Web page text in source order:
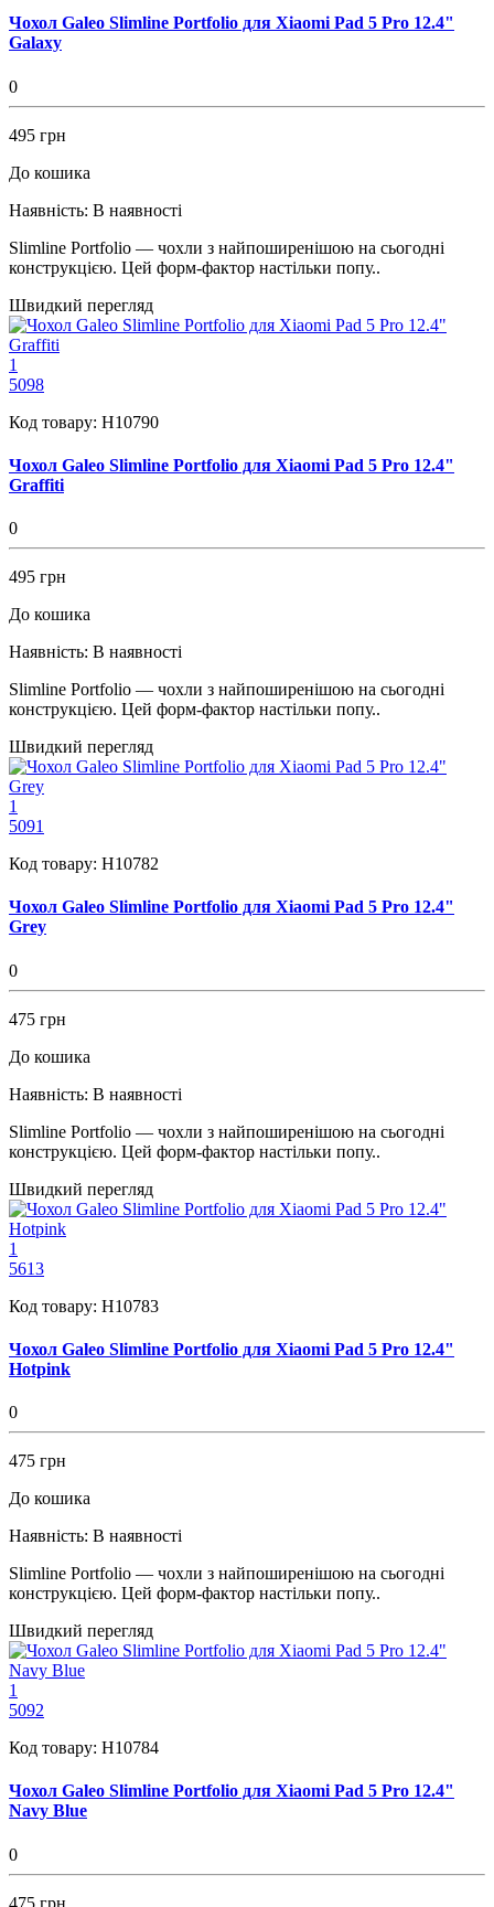
Чохол Galeo Slimline Portfolio для Xiaomi Pad 5 Pro 12.4"
Galaxy
0
495 грн
До кошика
Наявність: В наявності
Slimline Portfolio — чохли з найпоширенішою на сьогодні
конструкцією. Цей форм-фактор настільки попу..
Швидкий перегляд
1
5098
Код товару: H10790
Чохол Galeo Slimline Portfolio для Xiaomi Pad 5 Pro 12.4"
Graffiti
0
495 грн
До кошика
Наявність: В наявності
Slimline Portfolio — чохли з найпоширенішою на сьогодні
конструкцією. Цей форм-фактор настільки попу..
Швидкий перегляд
1
5091
Код товару: H10782
Чохол Galeo Slimline Portfolio для Xiaomi Pad 5 Pro 12.4"
Grey
0
475 грн
До кошика
Наявність: В наявності
Slimline Portfolio — чохли з найпоширенішою на сьогодні
конструкцією. Цей форм-фактор настільки попу..
Швидкий перегляд
1
5613
Код товару: H10783
Чохол Galeo Slimline Portfolio для Xiaomi Pad 5 Pro 12.4"
Hotpink
0
475 грн
До кошика
Наявність: В наявності
Slimline Portfolio — чохли з найпоширенішою на сьогодні
конструкцією. Цей форм-фактор настільки попу..
Швидкий перегляд
1
5092
Код товару: H10784
Чохол Galeo Slimline Portfolio для Xiaomi Pad 5 Pro 12.4"
Navy Blue
0
475 грн